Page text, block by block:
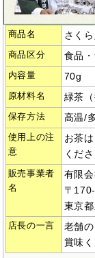
商品名 さく
商品区分 食品
内容量 70g
原材料名 緑茶
保存方法 高温/
使用上の注
意
お茶
くださ
販売事業者
名
有限
〒
東京
店長の一言
老舗
賞味